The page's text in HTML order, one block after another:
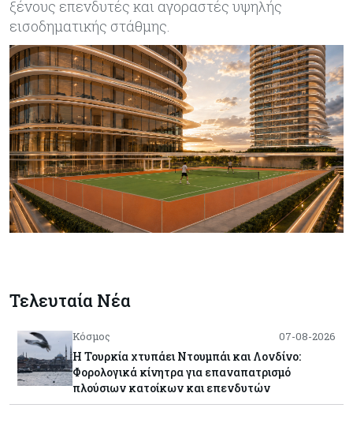
ξένους επενδυτές και αγοραστές υψηλής
εισοδηματικής στάθμης.
Τελευταία Νέα
Κόσμος 07-08-2026
Η Τουρκία χτυπάει Ντουμπάι και Λονδίνο:
Φορολογικά κίνητρα για επαναπατρισμό
πλούσιων κατοίκων και επενδυτών